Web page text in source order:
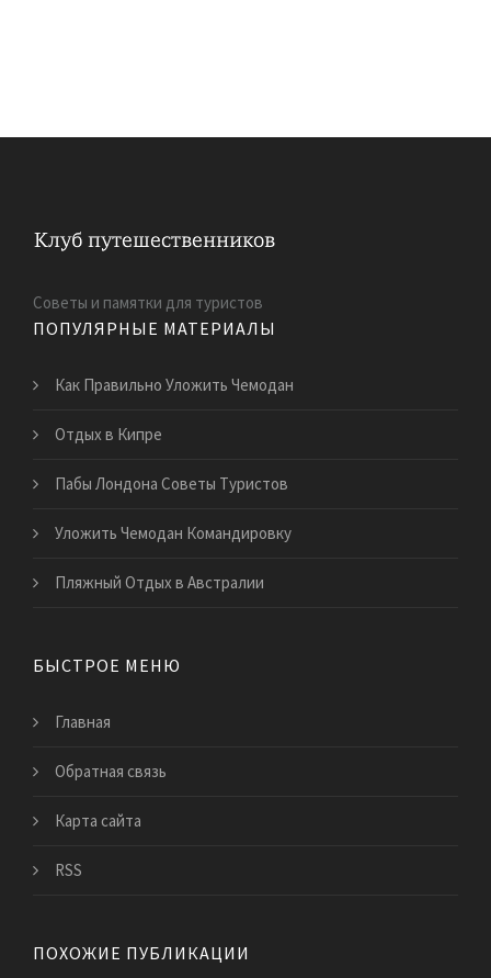
Советы и памятки для туристов
ПОПУЛЯРНЫЕ МАТЕРИАЛЫ
Как Правильно Уложить Чемодан
Отдых в Кипре
Пабы Лондона Советы Туристов
Уложить Чемодан Командировку
Пляжный Отдых в Австралии
БЫСТРОЕ МЕНЮ
Главная
Обратная связь
Карта сайта
RSS
ПОХОЖИЕ ПУБЛИКАЦИИ